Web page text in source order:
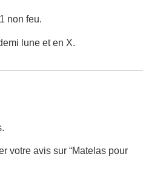
non feu.
lune et en X.
votre avis sur “Matelas pour